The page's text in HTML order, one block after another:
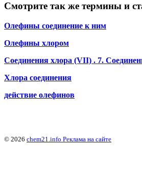
Смотрите так же термины и
Олефины соединение к ним
Олефины хлором
Соединения хлора (VII) . 7.
Хлора соединения
действие олефинов
© 2026 chem21.info Реклама на сайте